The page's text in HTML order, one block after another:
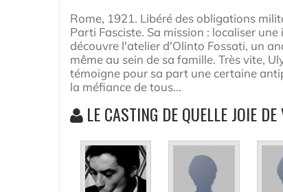
Rome, 1921. Libéré des obligations
Parti Fasciste. Sa mission : localiser
découvre l'atelier d'Olinto Fossati, un
même au sein de sa famille. Très vite,
témoigne pour sa part une certaine
la méfiance de tous...
LE CASTING DE QUELLE JOIE